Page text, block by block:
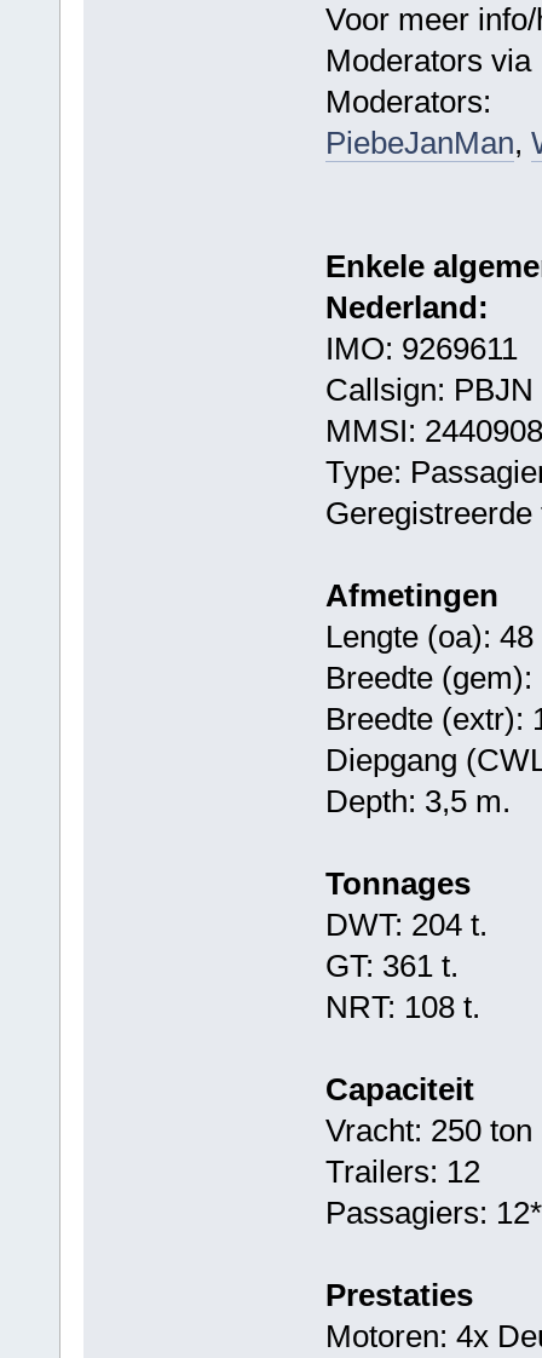
Voor meer
Moderators
Moderators:
PiebeJanMan,
Enkele
Nederland:
IMO: 9269611
Callsign: PBJN
MMSI:
Type:
Afmetingen
Lengte (oa): 48
Breedte (gem):
Breedte (extr):
Diepgang
Depth: 3,5 m.
Tonnages
DWT: 204 t.
GT: 361 t.
NRT: 108 t.
Capaciteit
Vracht: 250 ton
Trailers: 12
Passagiers: 12*
Prestaties
Motoren: 4x